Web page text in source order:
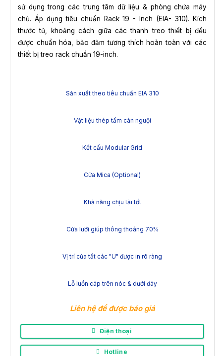
sử dụng trong các trung tâm dữ liệu & phòng chứa máy
chủ. Áp dụng tiêu chuẩn Rack 19 - Inch (EIA- 310). Kích
thước tủ, khoảng cách giữa các thanh treo thiết bị đều
được chuẩn hóa, bảo đảm tương thích hoàn toàn với các
thiết bị treo rack chuẩn 19-inch.
Sản xuất theo tiêu chuẩn EIA 310
Vật liệu thép tấm cán nguội
Kết cấu Modular Grid
Cửa Mica (Optional)
Khả năng chịu tải tốt
Cửa lưới giúp thông thoáng 70%
Vị trí của tất các "U" được in rõ ràng
Lỗ luồn cáp trên nóc & dưới đáy
Liên hệ để được báo giá
Điện thoại
Hotline